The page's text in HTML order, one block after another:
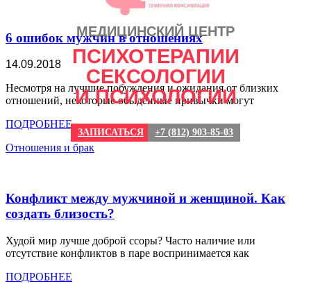
МЕДИЦИНСКИЙ ЦЕНТР
ПСИХОТЕРАПИИ
СЕКСОЛОГИИ
И ПСИХОЛОГИИ
ЗАПИСАТЬСЯ +7 (812) 903-85-03
Просто выбери
СВОЕГО
психотерапевта
6 ошибок мужчин в отношениях
14.09.2018
Несмотря на лучшие побуждения и ожидания от близких
отношений, некоторые обыденные привычки могут
ПОДРОБНЕЕ
Отношения и брак
Конфликт между мужчиной и женщиной. Как
создать близость?
Худой мир лучше доброй ссоры? Часто наличие или
отсутствие конфликтов в паре воспринимается как
ПОДРОБНЕЕ